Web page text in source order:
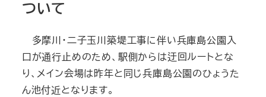
ついて
多摩川・二子玉川築堤工事に伴い兵庫島公園入
口が通行止めのため、駅側からは迂回ルートとな
り、メイン会場は昨年と同じ兵庫島公園のひょうた
ん池付近となります。